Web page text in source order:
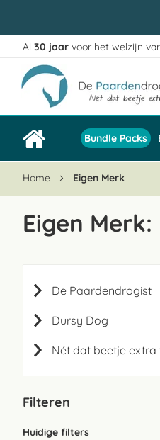
Ga
naar
de
inhoud
Al 30 jaar voor het welzijn
Bundle Packs
Home Eigen Merk
Eigen
De Paardendrogist
Dursy Dog
Nét dat beetje extra
Filteren
Huidige filters